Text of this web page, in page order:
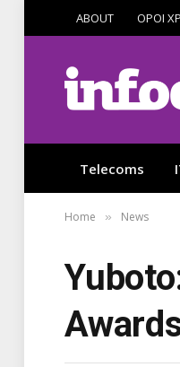
ABOUT ΟΡΟΙ
Telecoms
Home » News